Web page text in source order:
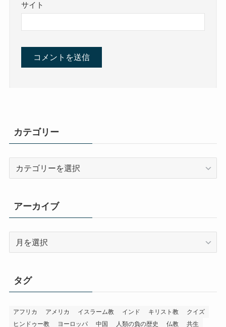
サイト
カテゴリー
リ
ー
アーカイブ
ブ
タグ
アフリカ アメリカ イスラーム教 インド キリスト教
クイズ
ヒンドゥー教
ヨーロッパ 中国 人類の負の歴史 仏教 共生